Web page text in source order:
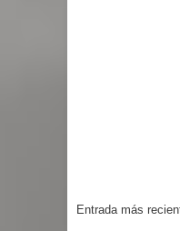
Entrada más